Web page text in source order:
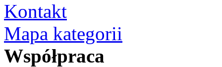
Kontakt
Mapa kategorii
Współpraca